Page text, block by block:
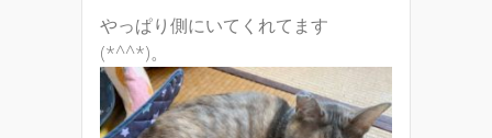
やっぱり側にいてくれてます
(*^^*)。